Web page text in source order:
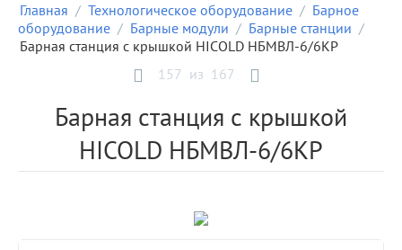
Главная / Технологическое оборудование / Барное
оборудование / Барные модули / Барные станции /
Барная станция с крышкой HICOLD НБМВЛ-6/6КР
157 из 167
Барная станция с крышкой
HICOLD НБМВЛ-6/6КР